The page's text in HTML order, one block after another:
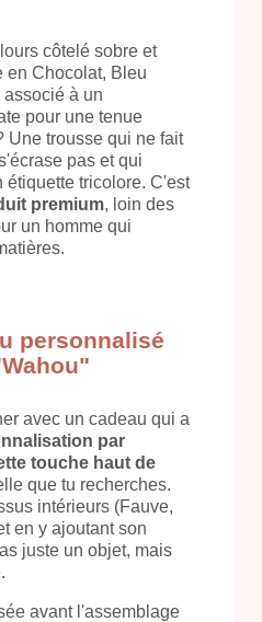
côtelé sobre et
en Chocolat, Bleu
associé à un
pour une tenue
Une trousse qui ne fait
pas et qui
étiquette tricolore. C'est
premium, loin des
un homme qui
personnalisé
avec un cadeau qui a
par
touche haut de
que tu recherches.
intérieurs (Fauve,
en y ajoutant son
juste un objet, mais
avant l'assemblage